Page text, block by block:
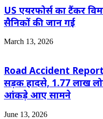
US एयरफोर्स का टैंकर
सैनिकों की जान गई
March 13, 2026
Road Accident
सड़क हादसे, 1.77 लाख
आंकड़े आए सामने
June 13, 2026